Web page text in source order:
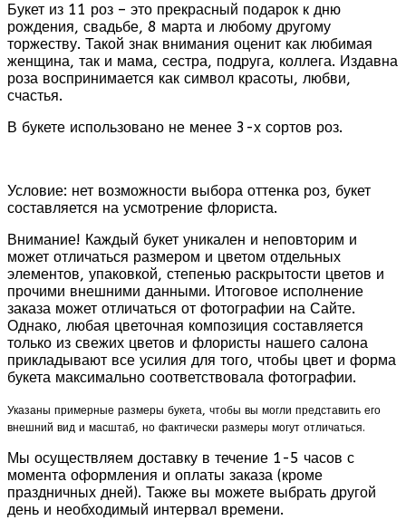
Букет из 11 роз – это прекрасный подарок к дню
рождения, свадьбе, 8 марта и любому другому
торжеству. Такой знак внимания оценит как любимая
женщина, так и мама, сестра, подруга, коллега. Издавна
роза воспринимается как символ красоты, любви,
счастья.
В букете использовано не менее 3-х сортов роз.
Условие: нет возможности выбора оттенка роз, букет
составляется на усмотрение флориста.
Внимание! Каждый букет уникален и неповторим и
может отличаться размером и цветом отдельных
элементов, упаковкой, степенью раскрытости цветов и
прочими внешними данными. Итоговое исполнение
заказа может отличаться от фотографии на Сайте.
Однако, любая цветочная композиция составляется
только из свежих цветов и флористы нашего салона
прикладывают все усилия для того, чтобы цвет и форма
букета максимально соответствовала фотографии.
Указаны примерные размеры букета, чтобы вы могли представить его
внешний вид и масштаб, но фактически размеры могут отличаться.
Мы осуществляем доставку в течение 1-5 часов с
момента оформления и оплаты заказа (кроме
праздничных дней). Также вы можете выбрать другой
день и необходимый интервал времени.